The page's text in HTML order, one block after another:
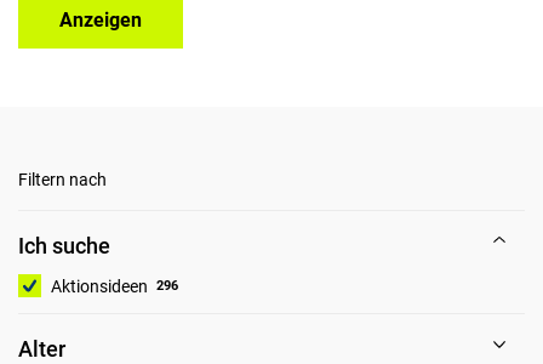
Anzeigen
Filtern nach
Ich suche
Aktionsideen 296
Alter